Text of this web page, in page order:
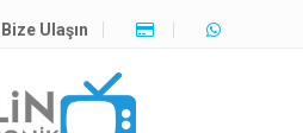
Bize Ulaşın